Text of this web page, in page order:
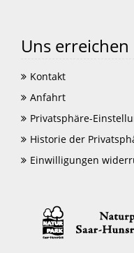
Uns erreichen
Kontakt
Anfahrt
Privatsphäre-
Historie der
Einwilligungen